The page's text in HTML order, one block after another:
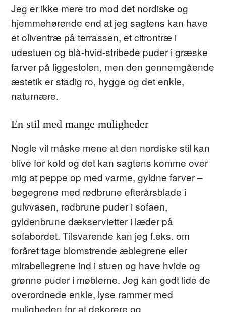
Jeg er ikke mere tro mod det nordiske og
hjemmehørende end at jeg sagtens kan have
et oliventræ på terrassen, et citrontræ i
udestuen og blå-hvid-stribede puder i græske
farver på liggestolen, men den gennemgående
æstetik er stadig ro, hygge og det enkle,
naturnære.
En stil med mange muligheder
Nogle vil måske mene at den nordiske stil kan
blive for kold og det kan sagtens komme over
mig at peppe op med varme, gyldne farver –
bøgegrene med rødbrune efterårsblade i
gulvvasen, rødbrune puder i sofaen,
gyldenbrune dækservietter i læder på
sofabordet. Tilsvarende kan jeg f.eks. om
foråret tage blomstrende æblegrene eller
mirabellegrene ind i stuen og have hvide og
grønne puder i møblerne. Jeg kan godt lide de
overordnede enkle, lyse rammer med
muligheden for at dekorere og